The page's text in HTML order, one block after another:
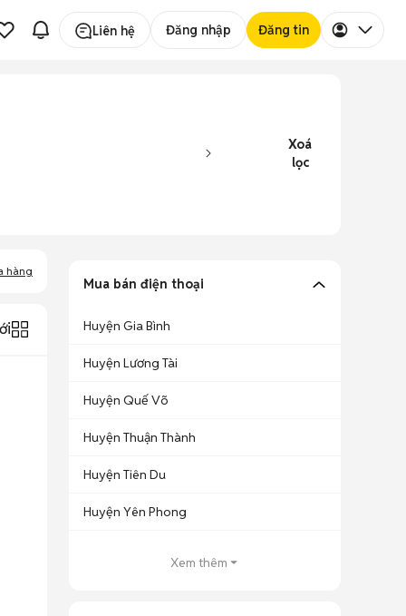
Liên hệ Đăng nhập Đăng tin
Xoá
lọc
hàng
Mua bán điện thoại
Huyện Gia Bình
Huyện Lương Tài
Huyện Quế Võ
Huyện Thuận Thành
Huyện Tiên Du
Huyện Yên Phong
Xem thêm